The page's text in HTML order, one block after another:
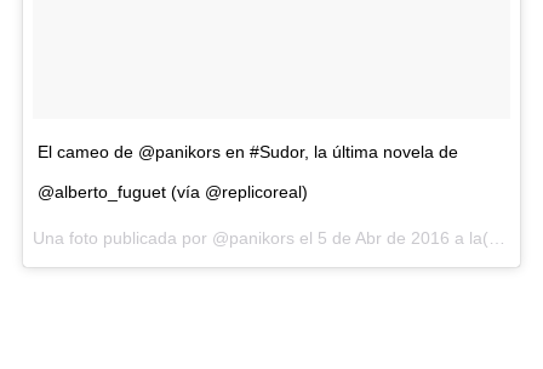
El cameo de @panikors en #Sudor, la última novela de
@alberto_fuguet (vía @replicoreal)
Una foto publicada por @panikors el 5 de Abr de 2016 a la(s) 6:08 PDT